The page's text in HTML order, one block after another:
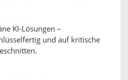
KI-Lösungen –
und auf kritische